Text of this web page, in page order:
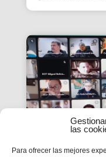
las
Para ofrecer las mejores